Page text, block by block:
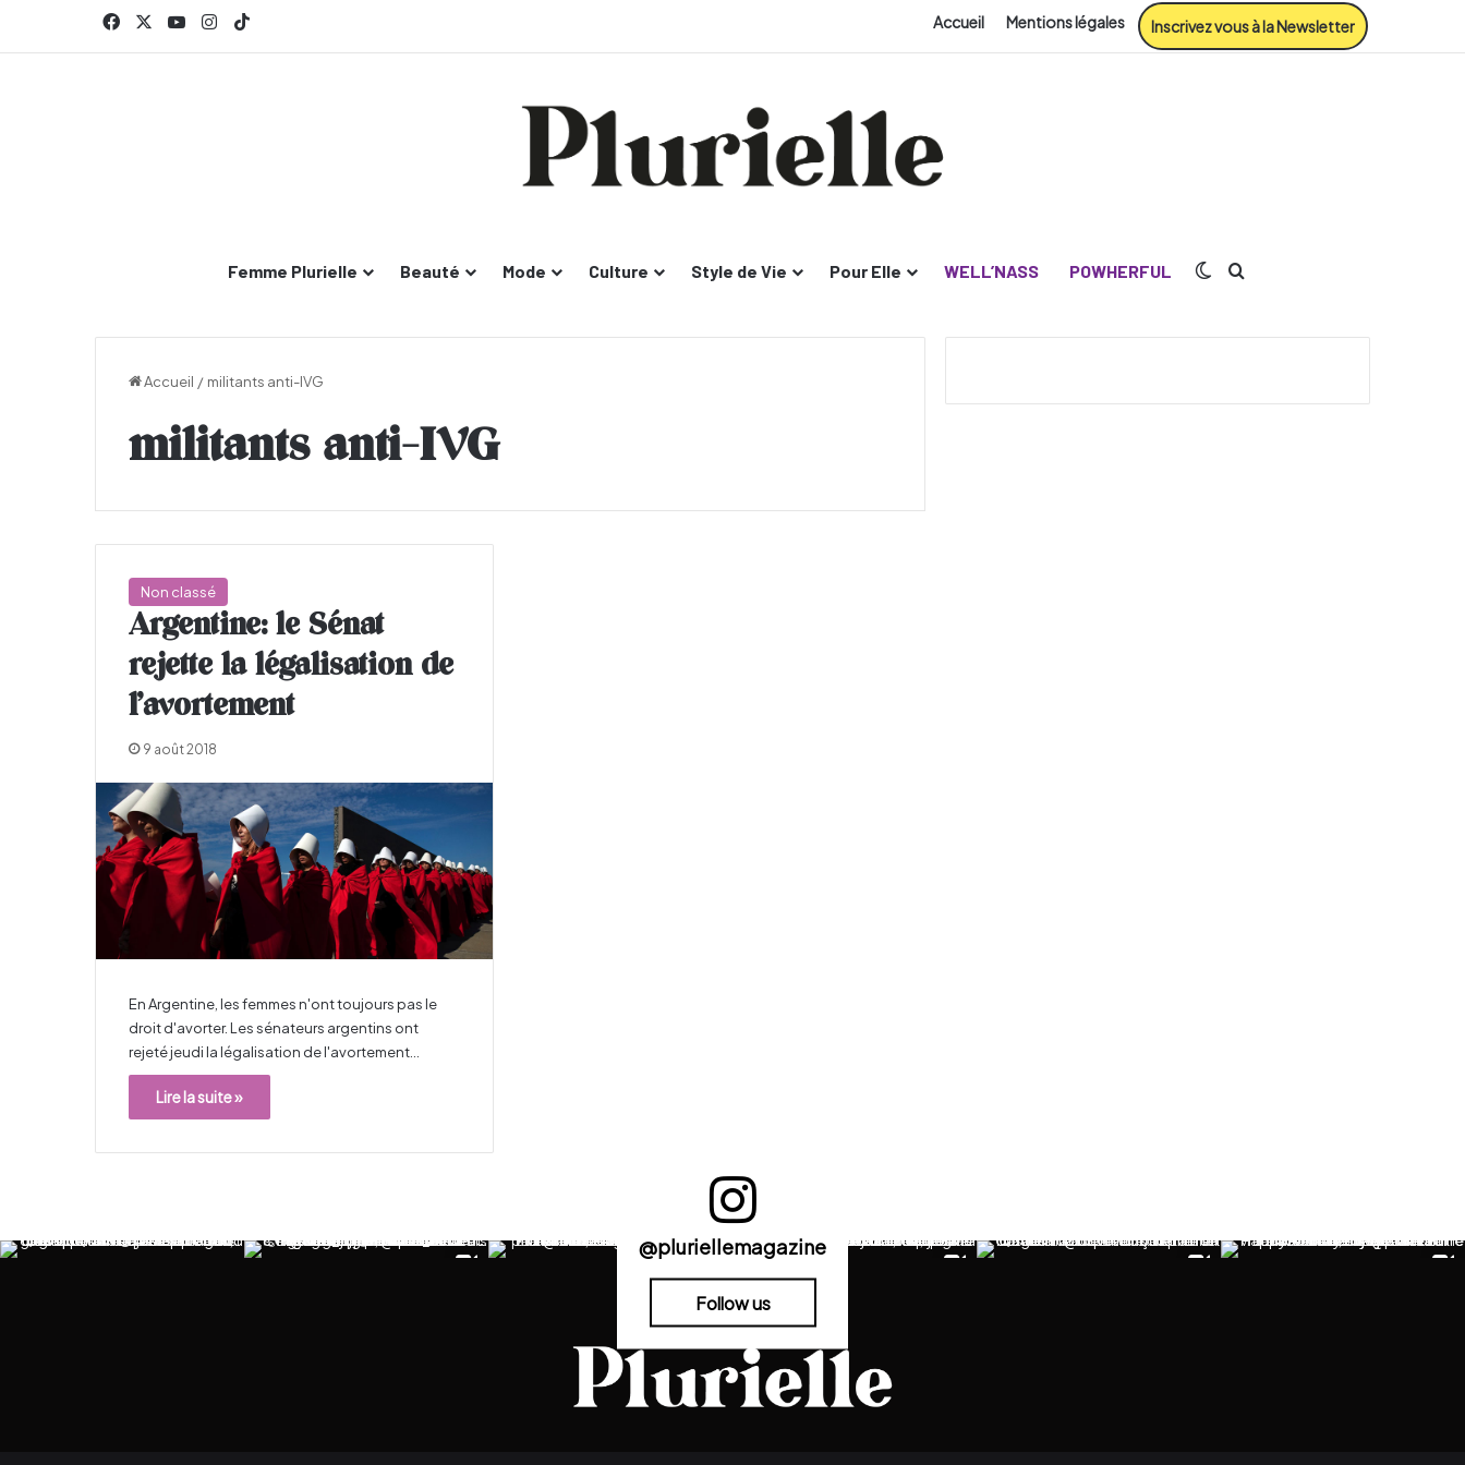
FacebookYouTubeInstagram Accueil Mentions légales Inscrivez vous à la Newsletter
Femme Plurielle Beauté Mode Culture Style de Vie Pour Elle WELL’NASS POWHERFUL Switch skin
Accueil / militants anti-IVG
militants anti-IVG
Non classé
Argentine: le Sénat
rejette la légalisation de
l’avortement
9 août 2018
En Argentine, les femmes n'ont toujours pas le
droit d'avorter. Les sénateurs argentins ont
rejeté jeudi la légalisation de l'avortement…
Lire la suite »
@pluriellemagazine
Follow us